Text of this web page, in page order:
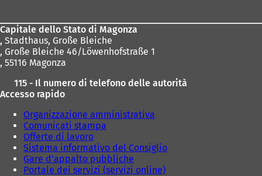
o
v
a
s
e
a
)
o
Capitale dello Stato di Magonza
, Stadthaus, Große Bleiche
, Große Bleiche 46/Löwenhofstraße 1
, 55116 Magonza
115 - Il numero di telefono delle autorità
Accesso rapido
Organizzazione amministrativa
Comunicati stampa
Offerte di lavoro
Sistema informativo del Consiglio
Gare d'appalto pubbliche
Portale dei servizi (servizi online)